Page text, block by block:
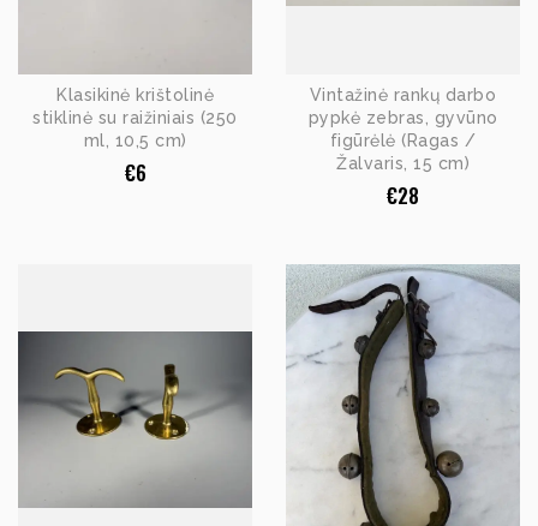
Klasikinė krištolinė
stiklinė su raižiniais (250
ml, 10,5 cm)
€6
Vintažinė rankų darbo
pypkė zebras, gyvūno
figūrėlė (Ragas /
Žalvaris, 15 cm)
€28